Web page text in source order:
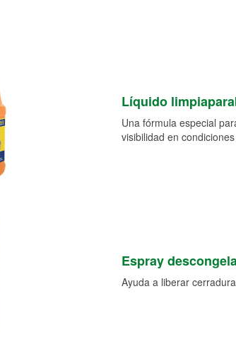
Líquido
Una fórmula especial
visibilidad en
Espray
Ayuda a liberar